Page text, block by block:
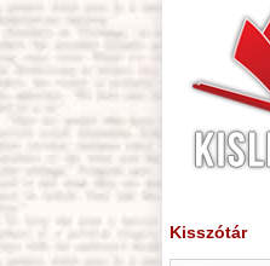
Kisszótár